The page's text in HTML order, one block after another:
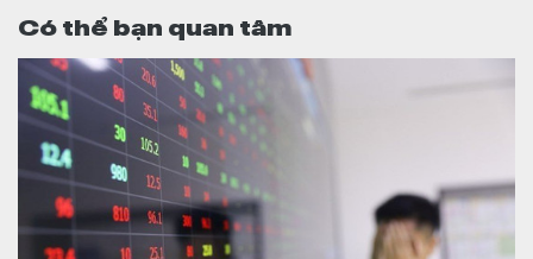
Có thể bạn quan tâm